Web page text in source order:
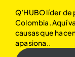
Q’HUBO líder
Colombia. Aquí
causas que
apasiona..